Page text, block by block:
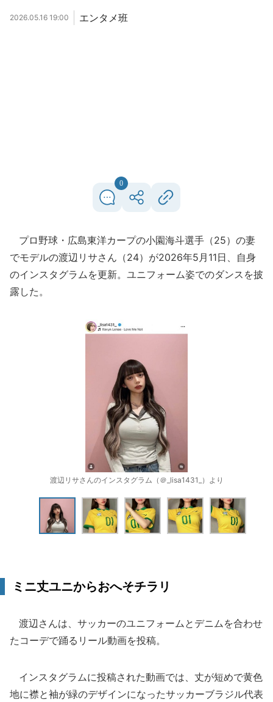
2026.05.16 19:00 エンタメ班
0
プロ野球・広島東洋カープの小園海斗選手（25）の妻
でモデルの渡辺リサさん（24）が2026年5月11日、自身
のインスタグラムを更新。ユニフォーム姿でのダンスを披
露した。
渡辺リサさんのインスタグラム（＠_lisa1431_）より
ミニ丈ユニからおへそチラリ
渡辺さんは、サッカーのユニフォームとデニムを合わせ
たコーデで踊るリール動画を投稿。
インスタグラムに投稿された動画では、丈が短めで黄色
地に襟と袖が緑のデザインになったサッカーブラジル代表